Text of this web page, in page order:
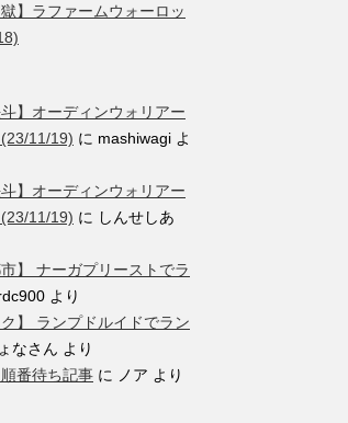
】ラファームウォーロッ
】オーディンウォリアー
11/19) に mashiwagi よ
】オーディンウォリアー
11/19) に しんせしあ
】 ナーガプリーストでラ
より
】 ランプドルイドでラン
なさん より
番待ち記事 に ノア より